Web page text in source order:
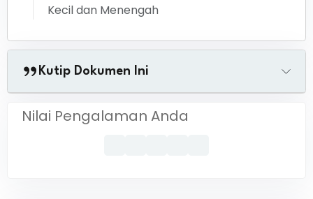
Kecil dan Menengah
Kutip Dokumen Ini
Nilai Pengalaman Anda